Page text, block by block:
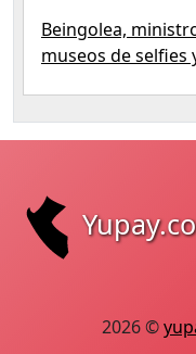
Beingolea,
museos de
Yupay.co
2026 ©